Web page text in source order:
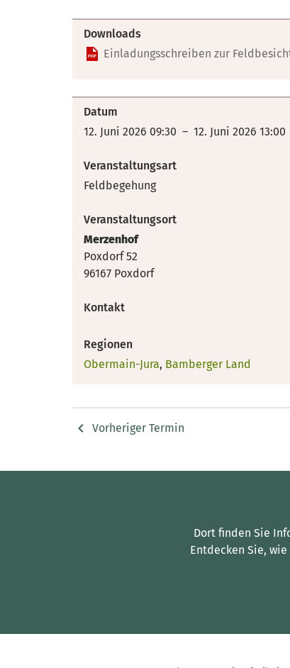
Downloads
Einladungsschreiben zur
Datum
12. Juni 2026 09:30 – 12. Juni 2026 13:00
Veranstaltungsart
Feldbegehung
Veranstaltungsort
Merzenhof
Poxdorf 52
96167 Poxdorf
Kontakt
Regionen
Obermain-Jura, Bamberger Land
Vorheriger Termin
Dort finden Sie
Entdecken Sie,